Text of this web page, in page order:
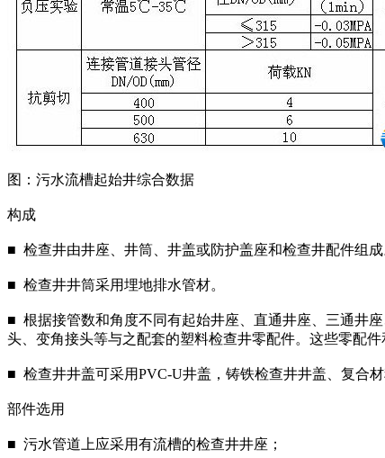
图：污水流槽起始井综合数据
构成
■ 检查井由井座、井筒、井盖或防护盖座和检查井配件组成
■ 检查井井筒采用埋地排水管材。
■ 根据接管数和角度不同有起始井座、直通井座、三通井
头、变角接头等与之配套的塑料检查井零配件。这些零配
■ 检查井井盖可采用PVC-U井盖，铸铁检查井井盖、复合
部件选用
■ 污水管道上应采用有流槽的检查井井座；